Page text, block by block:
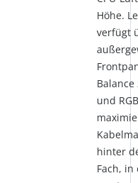
Höhe.
verfügt
und
hinter
Fach,